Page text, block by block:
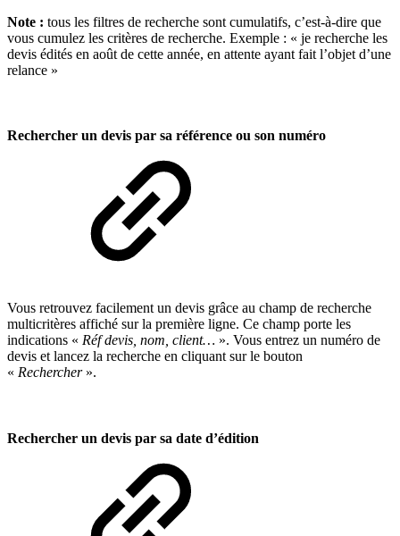
Note : tous les filtres de recherche sont cumulatifs, c’est-à-dire que
vous cumulez les critères de recherche. Exemple : « je recherche les
devis édités en août de cette année, en attente ayant fait l’objet d’une
relance »
Rechercher un devis par sa référence ou son numéro
Vous retrouvez facilement un devis grâce au champ de recherche
multicritères affiché sur la première ligne. Ce champ porte les
indications « Réf devis, nom, client… ». Vous entrez un numéro de
devis et lancez la recherche en cliquant sur le bouton
« Rechercher».
Rechercher un devis par sa date d’édition